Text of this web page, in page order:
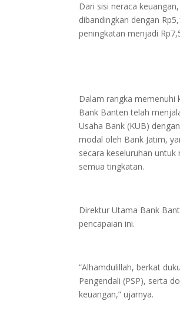
Dari sisi neraca
dibandingkan dengan
peningkatan menjadi
Dalam rangka memenuhi
Bank Banten telah
Usaha Bank (KUB)
modal oleh Bank Jatim,
secara keseluruhan
semua tingkatan.
Direktur Utama Bank
pencapaian ini.
“Alhamdulillah, berkat
Pengendali (PSP), serta
keuangan,” ujarnya.